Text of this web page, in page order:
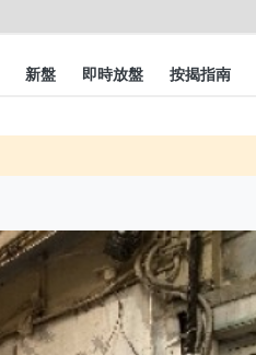
新盤 即時放盤 按揭指南